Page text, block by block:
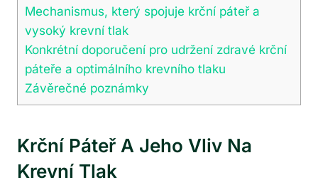
Mechanismus, který spojuje krční páteř a
vysoký krevní tlak
Konkrétní doporučení pro udržení zdravé krční
páteře a optimálního krevního tlaku
Závěrečné poznámky
Krční Páteř A Jeho Vliv Na
Krevní Tlak